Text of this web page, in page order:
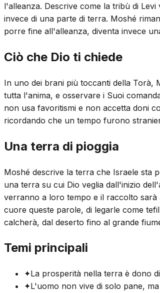
l'alleanza. Descrive come la tribù di
invece di una parte di terra. Moshé
porre fine all'alleanza, diventa invece
Ciò che Dio ti chiede
In uno dei brani più toccanti della Torà,
tutta l'anima, e osservare i Suoi
non usa favoritismi e non accetta doni
ricordando che un tempo furono
Una terra di pioggia
Moshé descrive la terra che Israele sta
una terra su cui Dio veglia dall'inizio
verranno a loro tempo e il raccolto sarà
cuore queste parole, di legarle come
calcherà, dal deserto fino al grande
Temi principali
✦La prosperità nella terra è dono
✦L'uomo non vive di solo pane,